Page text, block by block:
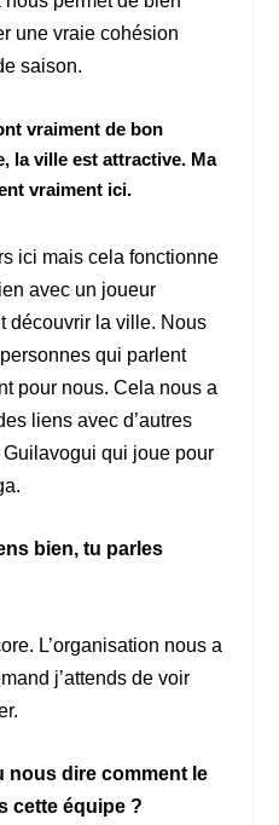
une vraie cohésion
saison.
vraiment de bon
la ville est attractive. Ma
vraiment ici.
ici mais cela fonctionne
avec un joueur
découvrir la ville. Nous
qui parlent
pour nous. Cela nous a
liens avec d’autres
qui joue pour
bien, tu parles
L’organisation nous a
j’attends de voir
nous dire comment le
cette équipe ?